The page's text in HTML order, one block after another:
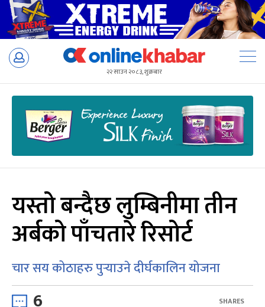
Skip
२२ साउन २०८३, शुक्रबार
यस्तो बन्दैछ लुम्बिनीमा तीन
अर्बको पाँचतारे रिसोर्ट
चार सय कोठाहरु पुर्‍याउने दीर्घकालिन योजना
6 SHARES